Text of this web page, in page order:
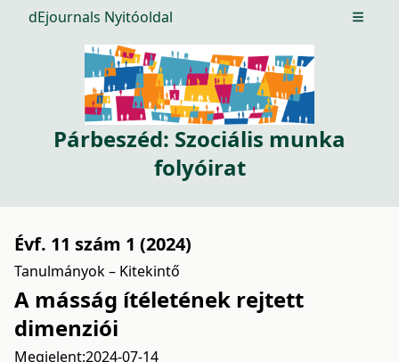
dEjournals Nyitóoldal Open
Párbeszéd: Szociális munka
folyóirat
Évf. 11 szám 1 (2024)
Tanulmányok – Kitekintő
A másság ítéletének rejtett
dimenziói
Megjelent:2024-07-14